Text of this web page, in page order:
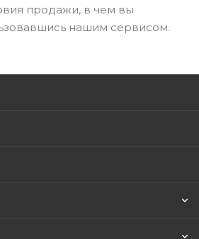
продажи, в чем вы
нашим сервисом.